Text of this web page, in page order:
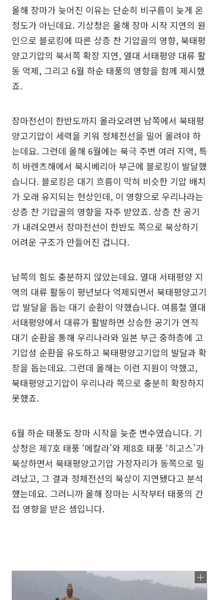
올해 장마가 늦어진 이유는 단순히 비구름이 늦게 온
정도가 아닌데요. 기상청은 올해 장마 시작 지연의 원
인으로 블로킹에 따른 상층 찬 기압골의 영향, 북태평
양고기압의 북서쪽 확장 지연, 열대 서태평양 대류 활
동 억제, 그리고 6월 하순 태풍의 영향을 함께 제시했
죠.
장마전선이 한반도까지 올라오려면 남쪽에서 북태평
양고기압이 세력을 키워 정체전선을 밀어 올려야 하
는데요. 그런데 올해 6월에는 북극 주변 여러 지역, 특
히 바렌츠해에서 북시베리아 부근에 블로킹이 발달했
습니다. 블로킹은 대기 흐름이 막혀 비슷한 기압 배치
가 오래 유지되는 현상인데, 이 영향으로 우리나라는
상층 찬 기압골의 영향을 자주 받았죠. 상층 찬 공기
가 내려오면서 장마전선이 한반도 쪽으로 북상하기
어려운 구조가 만들어진 겁니다.
남쪽의 힘도 충분하지 않았는데요. 열대 서태평양 지
역의 대류 활동이 평년보다 억제되면서 북태평양고기
압 발달을 돕는 대기 순환이 약했습니다. 여름철 열대
서태평양에서 대류가 활발하면 상승한 공기가 연직
대기 순환을 통해 우리나라와 일본 부근 중하층에 고
기압성 순환을 유도하고 북태평양고기압의 발달과 확
장을 돕는데요. 그런데 올해는 이런 지원이 약했고,
북태평양고기압이 우리나라 쪽으로 충분히 확장하지
못했죠.
6월 하순 태풍도 장마 시작을 늦춘 변수였습니다. 기
상청은 제7호 태풍 ‘메칼라’와 제8호 태풍 ‘히고스’가
북상하면서 북태평양고기압 가장자리가 동쪽으로 밀
려났고, 그 결과 정체전선의 북상이 지연됐다고 분석
했는데요. 그러니까 올해 장마는 시작부터 태풍의 간
접 영향을 받은 셈입니다.